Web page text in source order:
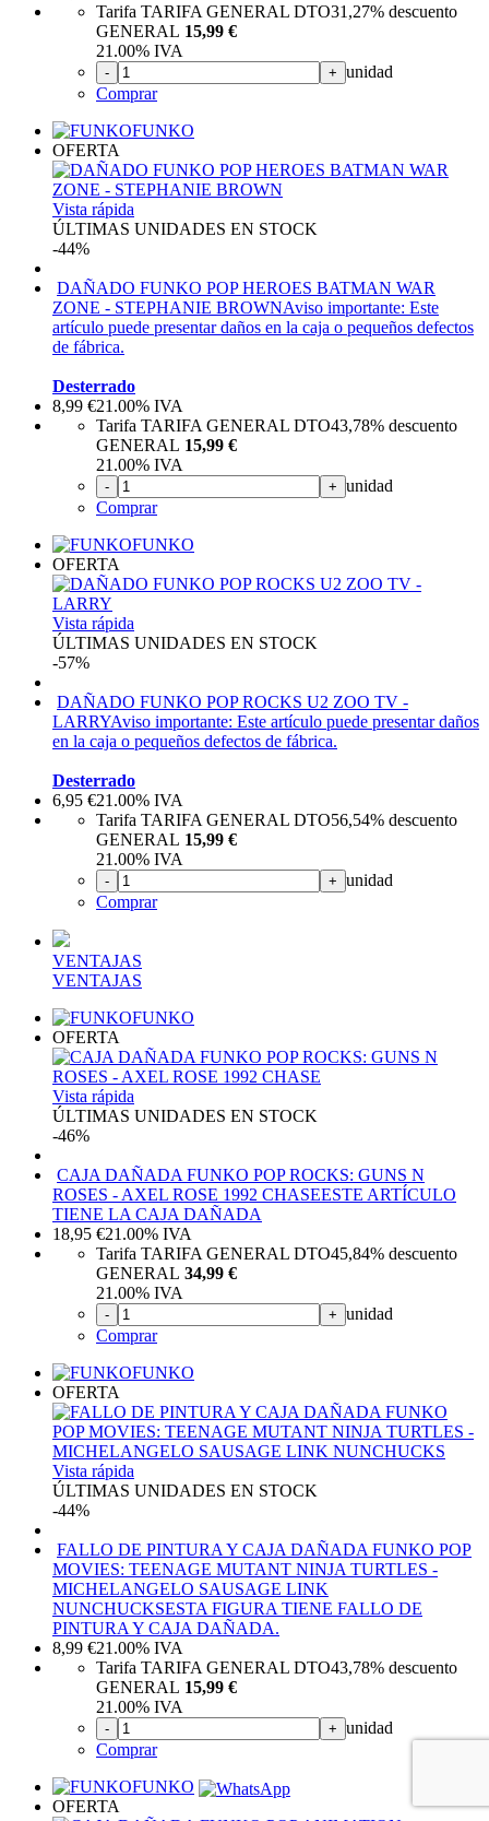
Tarifa TARIFA GENERAL DTO31,27% descuento
GENERAL 15,99 €
21.00% IVA
- + unidad
Comprar
FUNKO
OFERTA
Vista rápida
ÚLTIMAS UNIDADES EN STOCK
-44%
DAÑADO FUNKO POP HEROES BATMAN WAR
ZONE - STEPHANIE BROWNAviso importante: Este
artículo puede presentar daños en la caja o pequeños defectos
de fábrica.
Desterrado
8,99 €21.00% IVA
Tarifa TARIFA GENERAL DTO43,78% descuento
GENERAL 15,99 €
21.00% IVA
- + unidad
Comprar
FUNKO
OFERTA
Vista rápida
ÚLTIMAS UNIDADES EN STOCK
-57%
DAÑADO FUNKO POP ROCKS U2 ZOO TV -
LARRYAviso importante: Este artículo puede presentar daños
en la caja o pequeños defectos de fábrica.
Desterrado
6,95 €21.00% IVA
Tarifa TARIFA GENERAL DTO56,54% descuento
GENERAL 15,99 €
21.00% IVA
- + unidad
Comprar
VENTAJAS
VENTAJAS
FUNKO
OFERTA
Vista rápida
ÚLTIMAS UNIDADES EN STOCK
-46%
CAJA DAÑADA FUNKO POP ROCKS: GUNS N
ROSES - AXEL ROSE 1992 CHASEESTE ARTÍCULO
TIENE LA CAJA DAÑADA
18,95 €21.00% IVA
Tarifa TARIFA GENERAL DTO45,84% descuento
GENERAL 34,99 €
21.00% IVA
- + unidad
Comprar
FUNKO
OFERTA
Vista rápida
ÚLTIMAS UNIDADES EN STOCK
-44%
FALLO DE PINTURA Y CAJA DAÑADA FUNKO POP
MOVIES: TEENAGE MUTANT NINJA TURTLES -
MICHELANGELO SAUSAGE LINK
NUNCHUCKSESTA FIGURA TIENE FALLO DE
PINTURA Y CAJA DAÑADA.
8,99 €21.00% IVA
Tarifa TARIFA GENERAL DTO43,78% descuento
GENERAL 15,99 €
21.00% IVA
- + unidad
Comprar
FUNKO
OFERTA